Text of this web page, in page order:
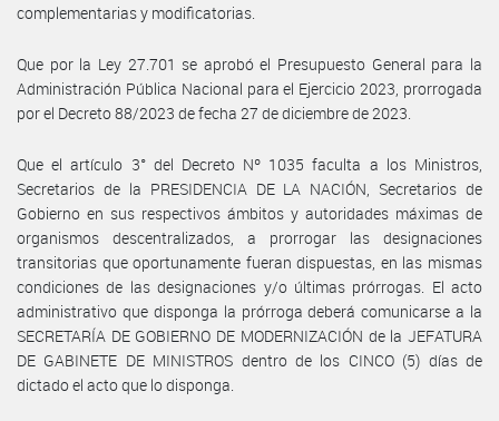
complementarias y modificatorias.
Que por la Ley 27.701 se aprobó el Presupuesto General para la
Administración Pública Nacional para el Ejercicio 2023, prorrogada
por el Decreto 88/2023 de fecha 27 de diciembre de 2023.
Que el artículo 3° del Decreto Nº 1035 faculta a los Ministros,
Secretarios de la PRESIDENCIA DE LA NACIÓN, Secretarios de
Gobierno en sus respectivos ámbitos y autoridades máximas de
organismos descentralizados, a prorrogar las designaciones
transitorias que oportunamente fueran dispuestas, en las mismas
condiciones de las designaciones y/o últimas prórrogas. El acto
administrativo que disponga la prórroga deberá comunicarse a la
SECRETARÍA DE GOBIERNO DE MODERNIZACIÓN de la JEFATURA
DE GABINETE DE MINISTROS dentro de los CINCO (5) días de
dictado el acto que lo disponga.